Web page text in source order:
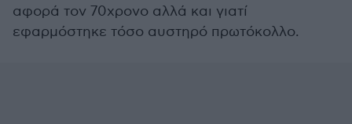
αφορά τον 70χρονο αλλά και γιατί
εφαρμόστηκε τόσο αυστηρό πρωτόκολλο.